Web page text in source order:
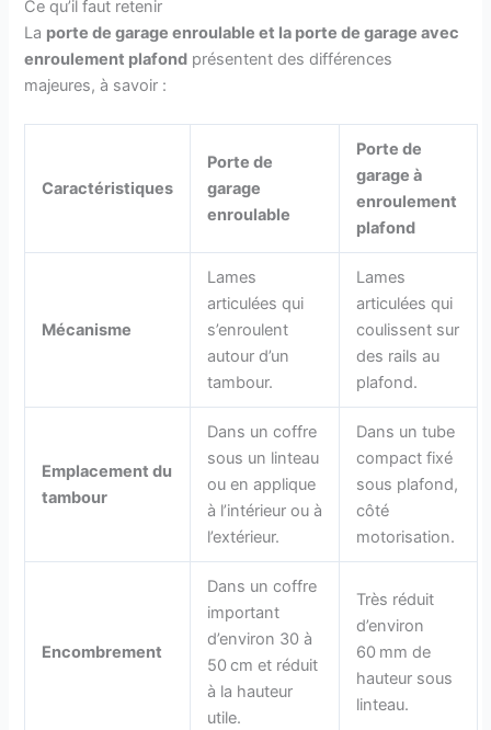
Ce qu’il faut retenir
La porte de garage enroulable et la porte de garage avec
enroulement plafond présentent des différences
majeures, à savoir :
Caractéristiques
Porte de
garage
enroulable
Porte de
garage à
enroulement
plafond
Mécanisme
Lames
articulées qui
s’enroulent
autour d’un
tambour.
Lames
articulées qui
coulissent sur
des rails au
plafond.
Emplacement du
tambour
Dans un coffre
sous un linteau
ou en applique
à l’intérieur ou à
l’extérieur.
Dans un tube
compact fixé
sous plafond,
côté
motorisation.
Encombrement
Dans un coffre
important
d’environ 30 à
50 cm et réduit
à la hauteur
utile.
Très réduit
d’environ
60 mm de
hauteur sous
linteau.